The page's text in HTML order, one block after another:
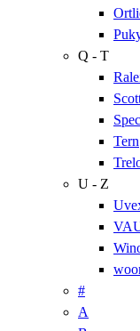
Q - T
Tern
U - Z
#
A